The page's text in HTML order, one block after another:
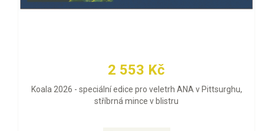
2 553 Kč
Koala 2026 - speciální edice pro veletrh ANA v Pittsurghu,
stříbrná mince v blistru